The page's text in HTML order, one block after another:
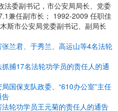
法委副书记，市公安局局长、党委
兼任副市长； 1992-2009 任职佳
斯市公安局党委副书记、副局长
兰君、于秀兰、高运山等4名法轮
捕17名法轮功学员的责任人的通
国保支队政委、“610办公室”主任
告
轮功学员王元菊的责任人的通告